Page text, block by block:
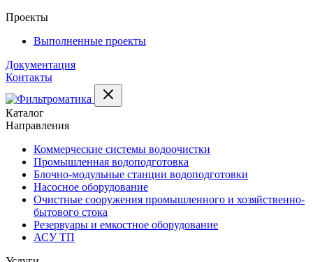
Проекты
Выполненные проекты
Документация
Контакты
Каталог
Направления
Коммерческие системы водоочистки
Промышленная водоподготовка
Блочно-модульные станции водоподготовки
Насосное оборудование
Очистные сооружения промышленного и хозяйственно-
бытового стока
Резервуары и емкостное оборудование
АСУ ТП